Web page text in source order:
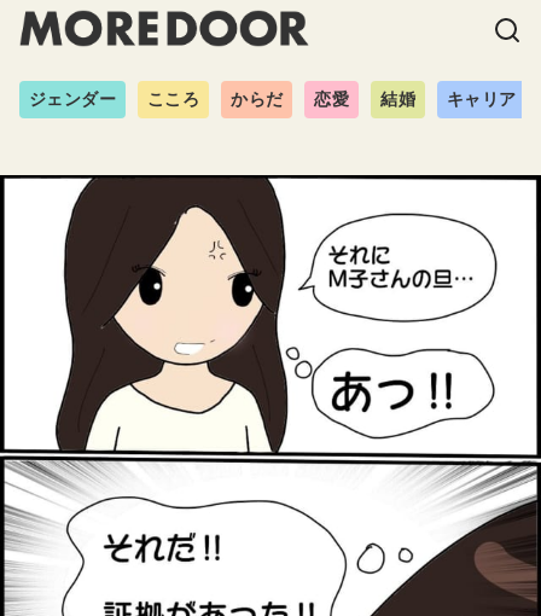
ジェンダー こころ からだ 恋愛 結婚 キャリア